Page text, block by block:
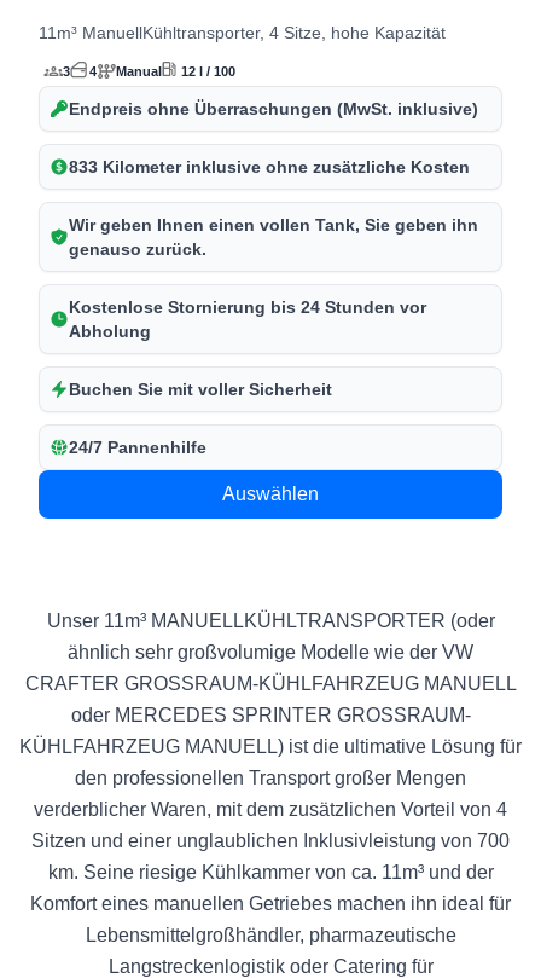
11m³ ManuellKühltransporter, 4 Sitze, hohe Kapazität
3 4 Manual 12 l / 100
Endpreis ohne Überraschungen (MwSt. inklusive)
833 Kilometer inklusive ohne zusätzliche Kosten
Wir geben Ihnen einen vollen Tank, Sie geben ihn
genauso zurück.
Kostenlose Stornierung bis 24 Stunden vor
Abholung
Buchen Sie mit voller Sicherheit
24/7 Pannenhilfe
Auswählen
Unser 11m³ MANUELLKÜHLTRANSPORTER (oder
ähnlich sehr großvolumige Modelle wie der VW
CRAFTER GROSSRAUM-KÜHLFAHRZEUG MANUELL
oder MERCEDES SPRINTER GROSSRAUM-
KÜHLFAHRZEUG MANUELL) ist die ultimative Lösung für
den professionellen Transport großer Mengen
verderblicher Waren, mit dem zusätzlichen Vorteil von 4
Sitzen und einer unglaublichen Inklusivleistung von 700
km. Seine riesige Kühlkammer von ca. 11m³ und der
Komfort eines manuellen Getriebes machen ihn ideal für
Lebensmittelgroßhändler, pharmazeutische
Langstreckenlogistik oder Catering für